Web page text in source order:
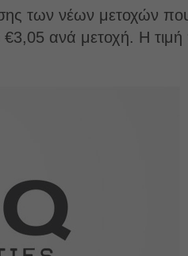
των νέων μετοχών
ανά μετοχή. Η